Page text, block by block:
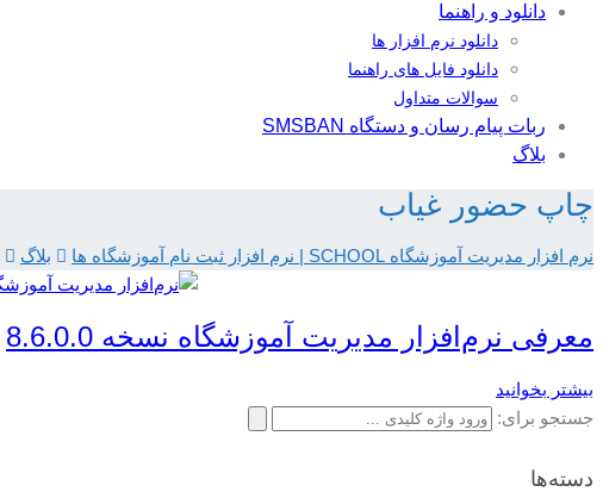
دانلود و راهنما
دانلود نرم افزار ها
دانلود فایل های راهنما
سوالات متداول
ربات پیام رسان و دستگاه SMSBAN
بلاگ
چاپ حضور غیاب
نرم افزار مدیریت آموزشگاه SCHOOL | نرم افزار ثبت نام آموزشگاه ها بلاگ
معرفی نرم‌افزار مدیریت آموزشگاه نسخه 8.6.0.0
بیشتر بخوانید
جستجو برای:
دسته‌ها